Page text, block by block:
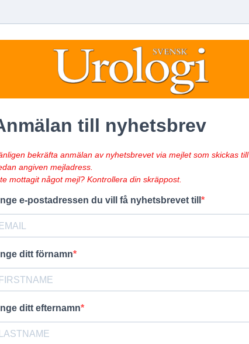
till nyhetsbrev
bekräfta anmälan av nyhetsbrevet via mejlet som skickas till
angiven mejladress.
mottagit något mejl? Kontrollera din skräppost.
e-postadressen du vill få nyhetsbrevet till
ditt förnamn
ditt efternamn